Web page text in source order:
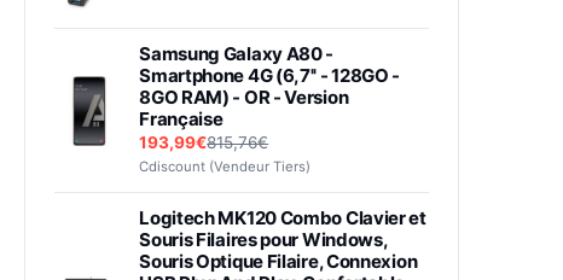
Samsung Galaxy A80 -
Smartphone 4G (6,7'' - 128GO -
8GO RAM) - OR - Version
Française
193,99€815,76€
Cdiscount (Vendeur Tiers)
Logitech MK120 Combo Clavier et
Souris Filaires pour Windows,
Souris Optique Filaire, Connexion